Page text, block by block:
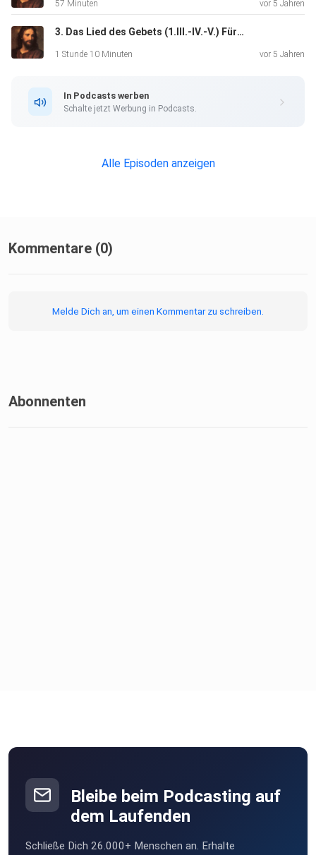
57 Minuten vor 5 Jahren
3. Das Lied des Gebets (1.III.-IV.-V.) Für und mit andere/n Beten
1 Stunde 10 Minuten vor 5 Jahren
In Podcasts werben
Schalte jetzt Werbung in Podcasts.
Alle Episoden anzeigen
Kommentare (0)
Melde Dich an, um einen Kommentar zu schreiben.
Abonnenten
Bleibe beim Podcasting auf
dem Laufenden
Schließe Dich 26.000+ Menschen an. Erhalte